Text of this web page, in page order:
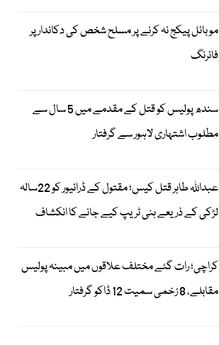
موبائل پیکج نہ کرنے پر مسلح شخص کی دکاندار پر
فائرنگ
سندھ پولیس کو قتل کے مقدمے میں 5 سال سے
مطلوب اشتہاری لاہور سے گرفتار
عبداللہ طاہر قتل کیس؛ مقتول کے ڈرائیور کو 22سالہ
لڑکی کے ذریعے ہنی ٹریپ کیے جانے کا انکشاف
کراچی؛ رات گئے مختلف علاقوں میں مبینہ پولیس
مقابلے، 8 زخمی سمیت 12 ڈاکو گرفتار